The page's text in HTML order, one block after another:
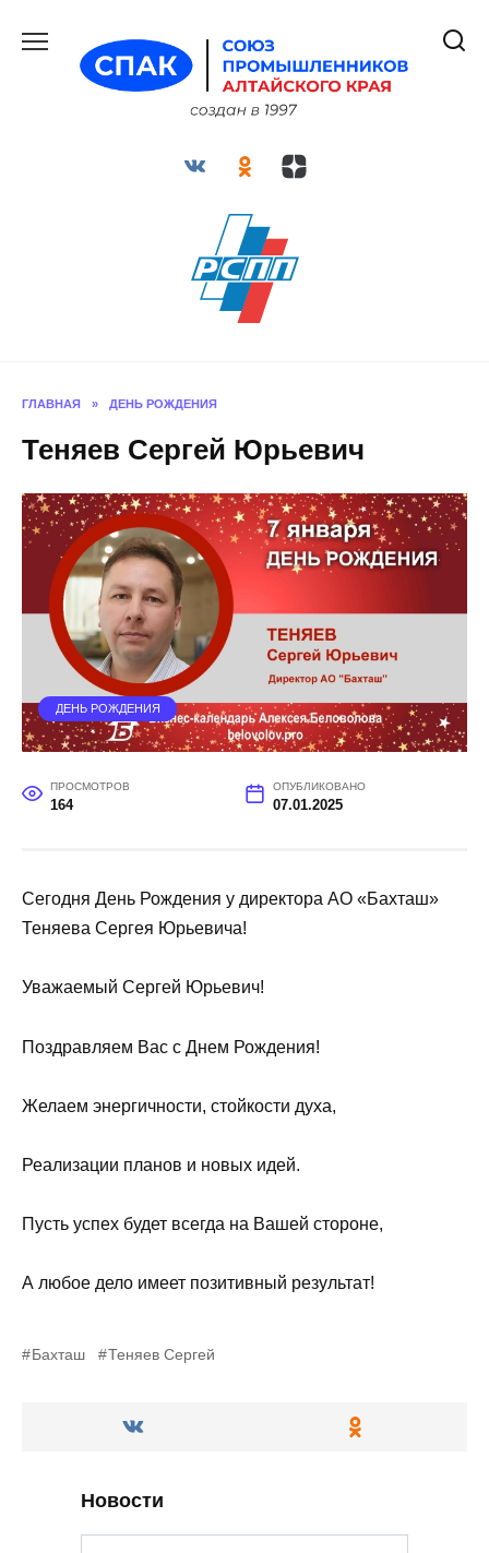
содержанию
ГЛАВНАЯ » ДЕНЬ РОЖДЕНИЯ
Теняев Сергей Юрьевич
ДЕНЬ РОЖДЕНИЯ
ПРОСМОТРОВ
164
ОПУБЛИКОВАНО
07.01.2025
Сегодня День Рождения у директора АО «Бахташ»
Теняева Сергея Юрьевича!
Уважаемый Сергей Юрьевич!
Поздравляем Вас с Днем Рождения!
Желаем энергичности, стойкости духа,
Реализации планов и новых идей.
Пусть успех будет всегда на Вашей стороне,
А любое дело имеет позитивный результат!
Бахташ Теняев Сергей
Новости